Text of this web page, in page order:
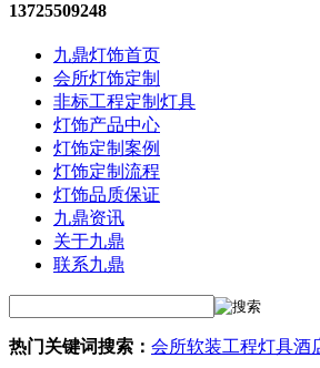
13725509248
九鼎灯饰首页
会所灯饰定制
非标工程定制灯具
灯饰产品中心
灯饰定制案例
灯饰定制流程
灯饰品质保证
九鼎资讯
关于九鼎
联系九鼎
热门关键词搜索： 会所软装工程灯具酒